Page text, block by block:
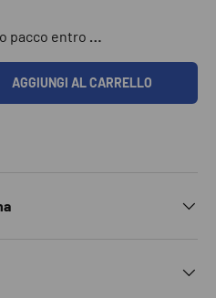
pacco entro …
QUANTITÀ
AGGIUNGI AL CARRELLO